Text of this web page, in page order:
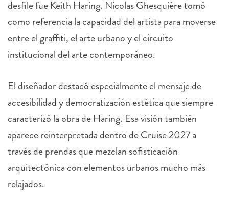
desfile fue Keith Haring. Nicolas Ghesquière tomó
como referencia la capacidad del artista para moverse
entre el graffiti, el arte urbano y el circuito
institucional del arte contemporáneo.
El diseñador destacó especialmente el mensaje de
accesibilidad y democratización estética que siempre
caracterizó la obra de Haring. Esa visión también
aparece reinterpretada dentro de Cruise 2027 a
través de prendas que mezclan sofisticación
arquitectónica con elementos urbanos mucho más
relajados.